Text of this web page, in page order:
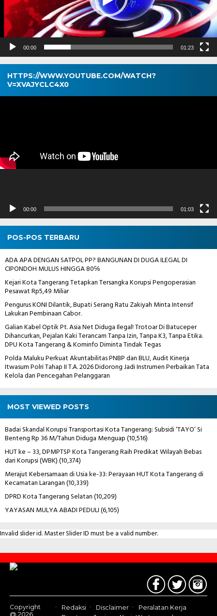
00:00 01:23
HTTPS://WWW.YOUTUBE.COM/WATCH?
V=XVAJYCLC4X0
Pemutar
00:00 01:03
POS-POS TERBARU
ADA APA DENGAN SATPOL PP? BANGUNAN DI DUGA ILEGAL DI
CIPONDOH MULUS HINGGA 80℅
Kejari Kota Tangerang Tetapkan Tersangka Korupsi Pengoperasian
Pesawat Rp5,49 Miliar
Pengurus KONI Dilantik, Bupati Serang Ratu Zakiyah Minta Intensif
Lakukan Pembinaan Cabor.
Galian Kabel Optik Pt. Asia Net Diduga Ilegal! Trotoar Di Batuceper
Dihancurkan, Pejalan Kaki Terancam Tanpa Izin, Tanpa K3, Tanpa Etika.
DPU Kota Tangerang & Kominfo Diminta Tindak Tegas
Polda Maluku Perkuat Akuntabilitas PNBP dan BLU, Audit Kinerja
Itwasum Polri Tahap II T.A. 2026 Didorong Jadi Instrumen Perbaikan Tata
Kelola dan Pencegahan Pelanggaran
MOST VIEWED POSTS
Badai Skandal Korupsi Transportasi Kota Tangerang: Subsidi ‘TAYO’ Si
Benteng Rp 36 M/Tahun Diduga Menguap(10,516)
HUT ke – 33, DPMPTSP Kota Tangerang Raih Predikat Wilayah Bebas
dari Korupsi (WBK)(10,374)
Merajut Kebersamaan di Usia ke-33: Perayaan HUT Kota Tangerang di
Kecamatan Larangan(10,339)
DPRD Kota Tangerang Selatan(10,209)
YAYASAN MULYA ABADI PEDULI(6,105)
Invalid slider id. Master Slider ID must be a valid number.
Contact
Us
Copyright
@ 2026
Redaksi Disclaimer
Peralatan Kerja